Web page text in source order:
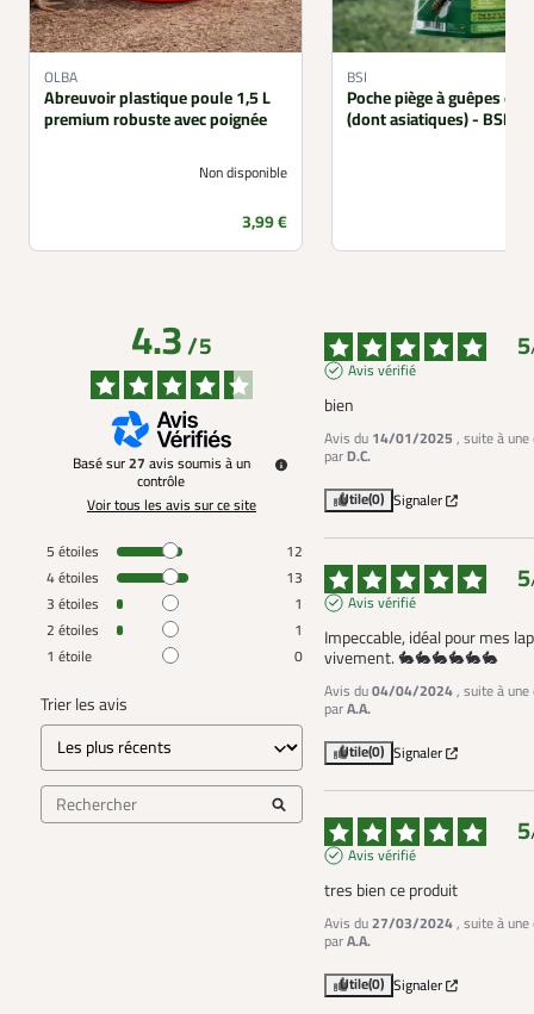
OLBA
Abreuvoir plastique poule 1,5 L
premium robuste avec poignée
Non disponible
Prix
3,99 €
BSI
Poche piège à guêpes et
(dont asiatiques) - BSI
4.3/5
Basé sur27 avis soumis à un
contrôle
Voir tous les avis sur ce site
5 étoiles
12
4étoiles
13
3 étoiles
1
2 étoiles
1
1 étoile 0
Trier les avis
5
Avis vérifié
bien
Avis du 14/01/2025 , suite à
parD.C.
Utile(0) Signaler
5
Avis vérifié
Impeccable, idéal pour mes
vivement. 🐇🐇🐇🐇🐇🐇
Avis du04/04/2024, suite à
parA.A.
Utile(0) Signaler
5
Avis vérifié
tres bien ce produit
Avis du27/03/2024, suite à
parA.A.
Utile(0) Signaler